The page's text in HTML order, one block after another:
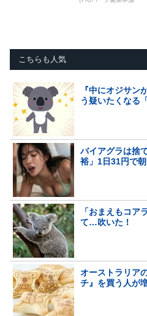
こちらも人気
『中にオジサン
う疑いたくなる
バイアグラは捨
裕」1日31円で
「おまえもコア
て…吹いた！
オーストラリア
チ』を買う人が